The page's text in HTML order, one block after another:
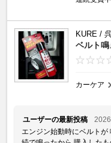
KURE /
ベルト
カーケア
ユーザーの最新投稿
エンジン始動時にベルト